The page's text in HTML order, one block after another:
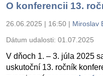
O konferencii 13.
26.06.2025 | 16:50 | Miroslav
Dátum udalosti: 01.07.2025
V dňoch 1. – 3. júla 2025
uskutoční 13. ročník